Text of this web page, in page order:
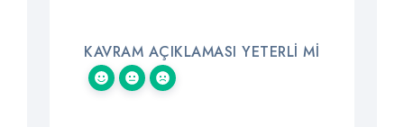
KAVRAM AÇIKLAMASI YETERLI MI